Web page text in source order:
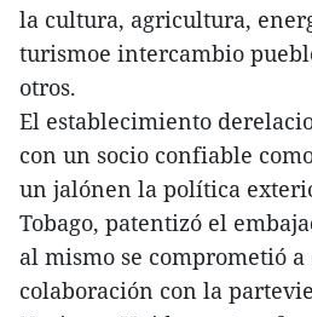
la cultura, agricultura,
turismoe intercambio
otros.
El establecimiento
con un socio confiable
un jalónen la política
Tobago, patentizó el
al mismo se comprometió
colaboración con la